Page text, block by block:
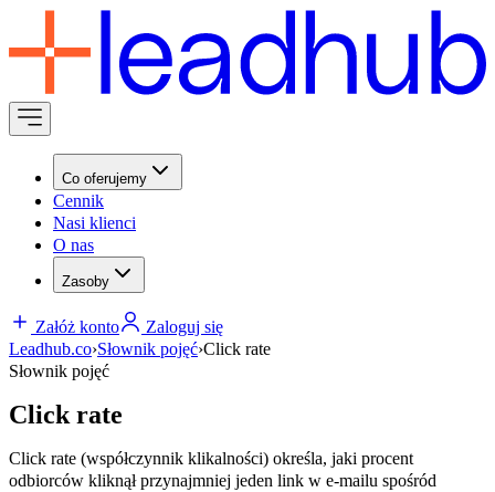
Co oferujemy
Cennik
Nasi klienci
O nas
Zasoby
Załóż konto
Zaloguj się
Leadhub.co›Słownik pojęć›Click rate
Słownik pojęć
Click rate
Click rate (współczynnik klikalności) określa, jaki procent
odbiorców kliknął przynajmniej jeden link w e-mailu spośród